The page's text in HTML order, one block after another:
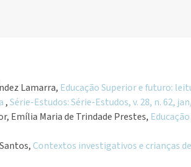
Lamarra, Educação Superior e futuro:
,Série-Estudos: Série-Estudos, v. 28, n. 62,
Emília Maria de Trindade Prestes,
Contextos investigativos e crianças